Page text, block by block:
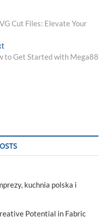
Cut Files: Elevate Your
Next
post:
to Get Started with Mega88
kuchnia polska i
Potential in Fabric